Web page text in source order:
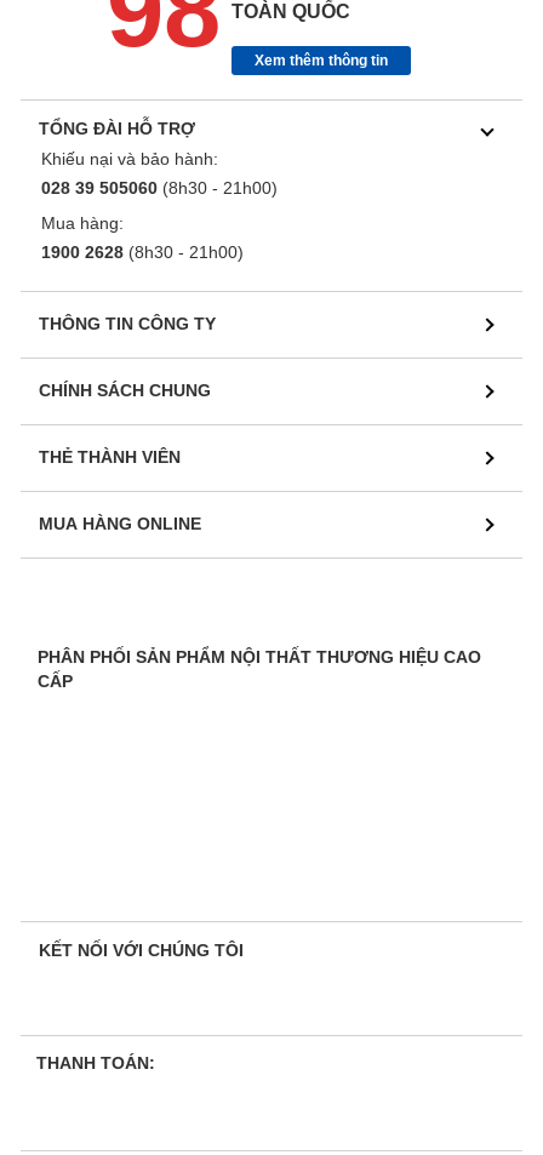
TOÀN QUỐC
Xem thêm thông tin
TỔNG ĐÀI HỖ TRỢ
Khiếu nại và bảo hành:
028 39 505060 (8h30 - 21h00)
Mua hàng:
1900 2628 (8h30 - 21h00)
THÔNG TIN CÔNG TY
CHÍNH SÁCH CHUNG
THẺ THÀNH VIÊN
MUA HÀNG ONLINE
PHÂN PHỐI SẢN PHẨM NỘI THẤT THƯƠNG HIỆU CAO
CẤP
KẾT NỐI VỚI CHÚNG TÔI
THANH TOÁN: